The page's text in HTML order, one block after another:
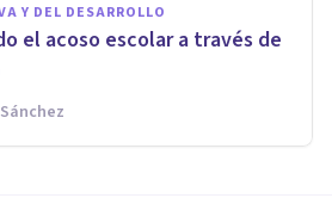
Y DEL DESARROLLO
el acoso escolar a través de